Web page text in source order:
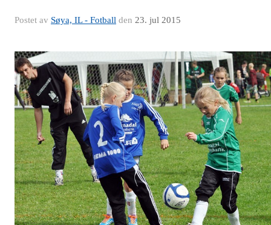
Postet av Søya, IL - Fotball den 23. jul 2015